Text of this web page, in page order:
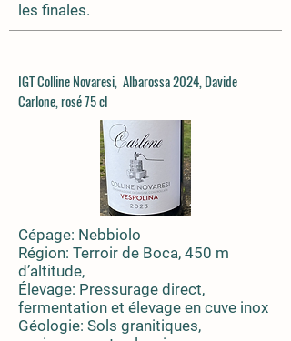
les finales.
IGT Colline Novaresi, Albarossa 2024, Davide
Carlone, rosé 75 cl
Cépage: Nebbiolo
Région: Terroir de Boca, 450 m
d’altitude,
Élevage: Pressurage direct,
fermentation et élevage en cuve inox
Géologie: Sols granitiques,